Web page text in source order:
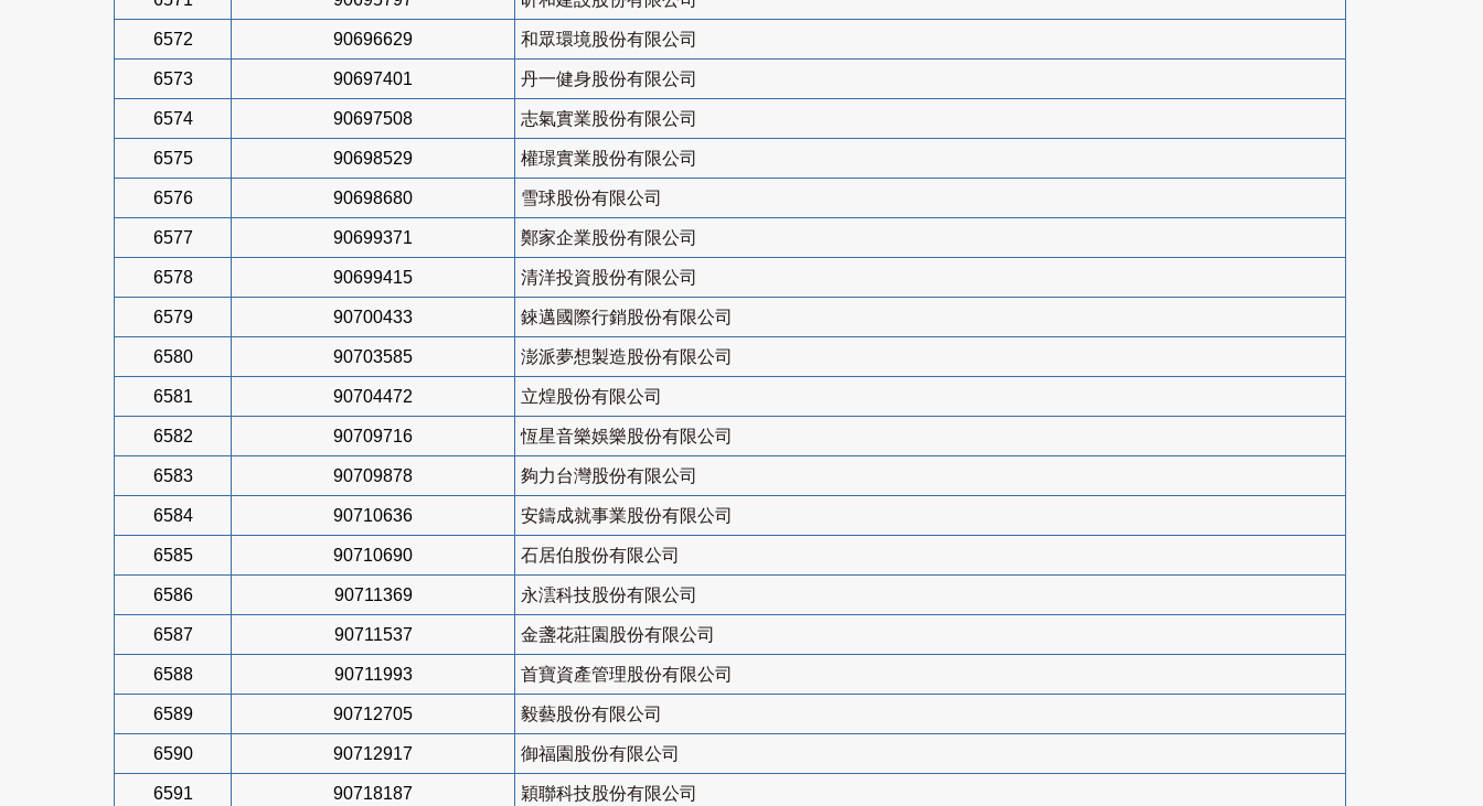
6572 90696629 和眾環境股份有限公司
6573 90697401 丹一健身股份有限公司
6574 90697508 志氣實業股份有限公司
6575 90698529 權璟實業股份有限公司
6576 90698680 雪球股份有限公司
6577 90699371 鄭家企業股份有限公司
6578 90699415 清洋投資股份有限公司
6579 90700433 錸邁國際行銷股份有限公司
6580 90703585 澎派夢想製造股份有限公司
6581 90704472 立煌股份有限公司
6582 90709716 恆星音樂娛樂股份有限公司
6583 90709878 夠力台灣股份有限公司
6584 90710636 安鑄成就事業股份有限公司
6585 90710690 石居伯股份有限公司
6586 90711369 永澐科技股份有限公司
6587 90711537 金盞花莊園股份有限公司
6588 90711993 首寶資產管理股份有限公司
6589 90712705 毅藝股份有限公司
6590 90712917 御福園股份有限公司
6591 90718187 穎聯科技股份有限公司